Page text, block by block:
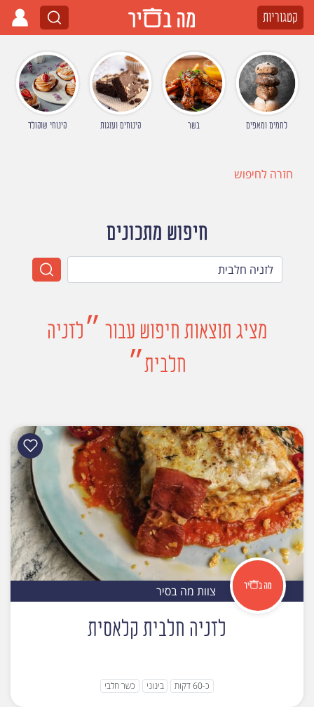
קטגוריות
לחמים ומאפים בשר קינוחים ועוגות קינוחי שוקולד
חזרה לחיפוש
חיפוש מתכונים
מציג תוצאות חיפוש עבור ״לזניה
חלבית״
צוות מה בסיר
לזניה חלבית קלאסית
כ-60 דקות בינוני כשר חלבי